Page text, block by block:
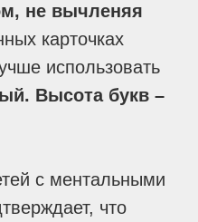
не вычленяя
карточках
использовать
Высота букв –
с ментальными
что